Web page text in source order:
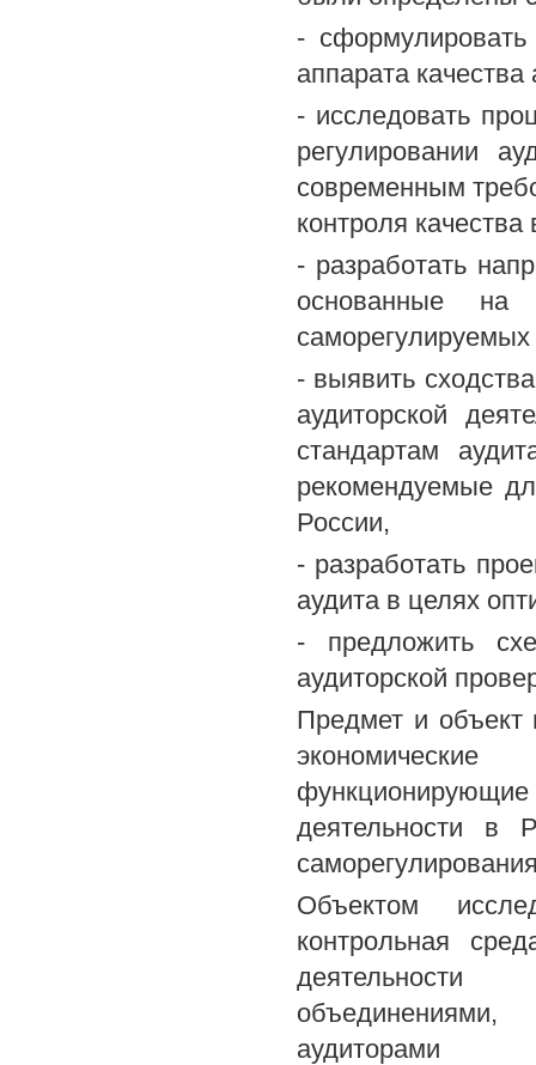
-
аппарата качества
- исследовать
регулировании
современным
контроля
- разработать
основанные на
саморегулируемых
- выявить
аудиторской
стандартам
рекомендуемые
России,
- разработать
аудита в целях
- предложить
аудиторской
Предмет и объект
деятельности в
Объектом
контрольная
деятельности
аудиторами